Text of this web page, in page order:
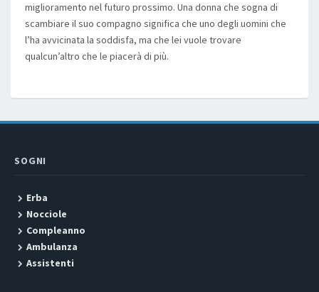
miglioramento nel futuro prossimo. Una donna che sogna di
scambiare il suo compagno significa che uno degli uomini che
l’ha avvicinata la soddisfa, ma che lei vuole trovare
qualcun’altro che le piacerà di più.
SOGNI
Erba
Nocciole
Compleanno
Ambulanza
Assistenti